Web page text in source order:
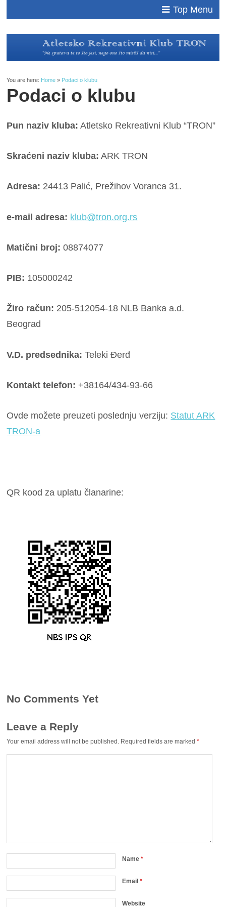
Top Menu
You are here: Home » Podaci o klubu
Podaci o klubu
Pun naziv kluba: Atletsko Rekreativni Klub “TRON”
Skraćeni naziv kluba: ARK TRON
Adresa: 24413 Palić, Prežihov Voranca 31.
e-mail adresa: klub@tron.org.rs
Matični broj: 08874077
PIB: 105000242
Žiro račun: 205-512054-18 NLB Banka a.d.
Beograd
V.D. predsednika: Teleki Đerđ
Kontakt telefon: +38164/434-93-66
Ovde možete preuzeti poslednju verziju: Statut ARK
TRON-a
QR kood za uplatu članarine:
No Comments Yet
Leave a Reply
Your email address will not be published. Required fields are marked*
Name*
Email*
Website